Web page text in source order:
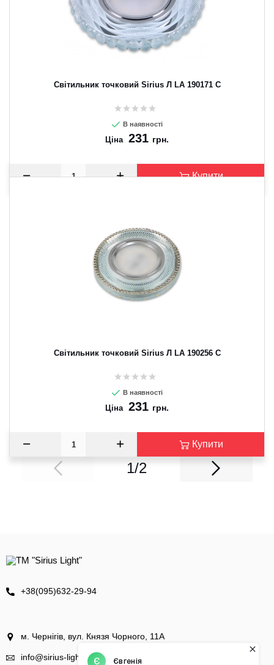
Світильник точковий Sirius Л LA 190171 C
В наявності
Ціна 231 грн.
Купити
Світильник точковий Sirius Л LA 190256 C
В наявності
Ціна 231 грн.
Купити
1/2
+38(095)632-29-94
м. Чернігів, вул. Князя Чорного, 11А
info@sirius-light.com.ua